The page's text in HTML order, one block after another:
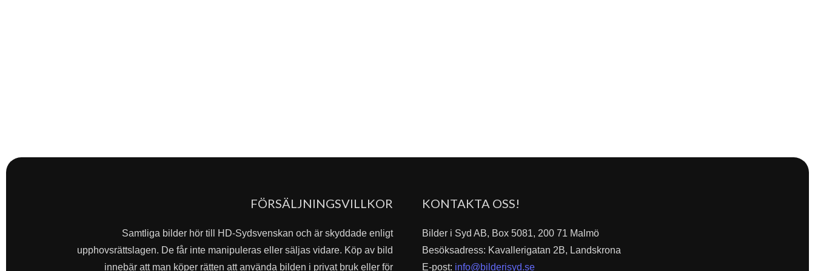
FÖRSÄLJNINGSVILLKOR
Samtliga bilder hör till HD-Sydsvenskan och är skyddade enligt
upphovsrättslagen. De får inte manipuleras eller säljas vidare. Köp av bild
innebär att man köper rätten att använda bilden i privat bruk eller för
KONTAKTA OSS!
Bilder i Syd AB, Box 5081, 200 71 Malmö
Besöksadress: Kavallerigatan 2B, Landskrona
E-post: info@bilderisyd.se